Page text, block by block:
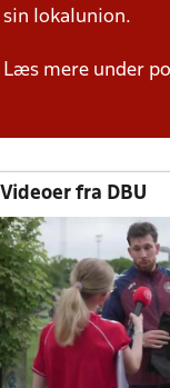
sin lokalunion.
Læs mere under
Videoer fra DBU